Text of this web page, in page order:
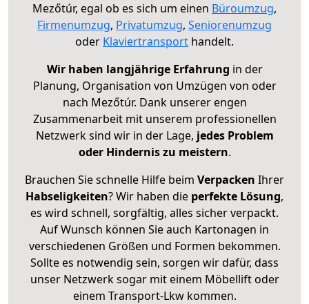
Mezőtúr, egal ob es sich um einen Büroumzug,
Firmenumzug, Privatumzug, Seniorenumzug
oder Klaviertransport handelt.
Wir haben langjährige Erfahrung in der
Planung, Organisation von Umzügen von oder
nach Mezőtúr. Dank unserer engen
Zusammenarbeit mit unserem professionellen
Netzwerk sind wir in der Lage, jedes Problem
oder Hindernis zu meistern.
Brauchen Sie schnelle Hilfe beim Verpacken Ihrer
Habseligkeiten? Wir haben die perfekte Lösung,
es wird schnell, sorgfältig, alles sicher verpackt.
Auf Wunsch können Sie auch Kartonagen in
verschiedenen Größen und Formen bekommen.
Sollte es notwendig sein, sorgen wir dafür, dass
unser Netzwerk sogar mit einem Möbellift oder
einem Transport-Lkw kommen.